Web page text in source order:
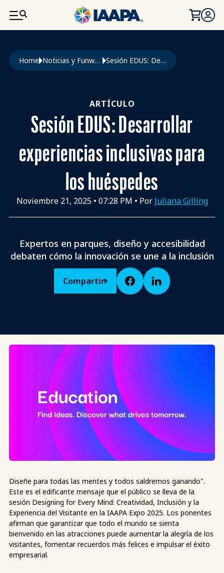
PASAR AL CONTENIDO PRINCIPAL
Ruta de navegación
Home Noticias y Funworld Sesión EDUS: Desarrollar Experiencias Inclusivas Para Los Huéspedes
ARTÍCULO
Sesión EDUS: Desarrollar
experiencias inclusivas para
los huéspedes
Noviembre 21, 2025• 07:28 PM • Por Juliana Gilling
Expertos en parques, diseño y accesibilidad
debaten cómo la innovación se une a la inclusión
Compartir
Diseñe para todas las mentes y todos saldremos ganando".
Este es el edificante mensaje que el público se lleva de la
sesión Designing for Every Mind: Creatividad, Inclusión y la
Experiencia del Visitante en la IAAPA Expo 2025. Los ponentes
afirman que garantizar que todo el mundo se sienta
bienvenido en las atracciones puede aumentar la alegría de los
visitantes, fomentar recuerdos más felices e impulsar el éxito
empresarial.